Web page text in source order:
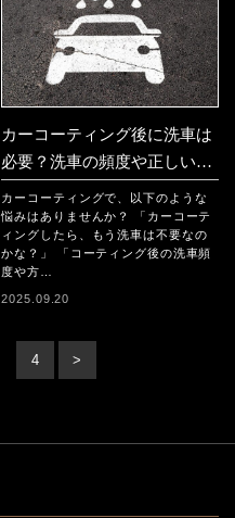
カーコーティング後に洗車は
必要？洗車の頻度や正しい手
順から注意点を解説
カーコーティングで、以下のような
悩みはありませんか？ 「カーコーテ
ィングしたら、もう洗車は不要なの
かな？」 「コーティング後の洗車頻
度や方…
2025.09.20
4 >